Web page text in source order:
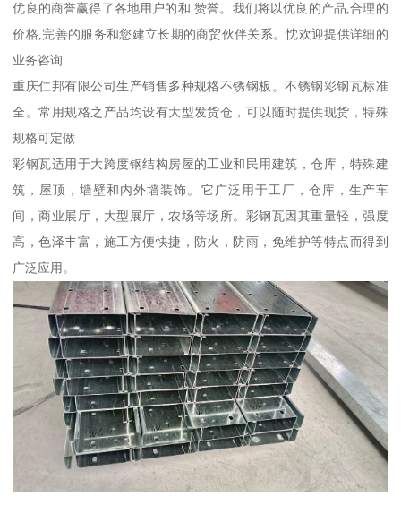
优良的商誉赢得了各地用户的和 赞誉。我们将以优良的产品,合理的
价格,完善的服务和您建立长期的商贸伙伴关系。忱欢迎提供详细的
业务咨询
重庆仁邦有限公司生产销售多种规格不锈钢板。不锈钢彩钢瓦标准
全。常用规格之产品均设有大型发货仓，可以随时提供现货，特殊
规格可定做
彩钢瓦适用于大跨度钢结构房屋的工业和民用建筑，仓库，特殊建
筑，屋顶，墙壁和内外墙装饰。它广泛用于工厂，仓库，生产车
间，商业展厅，大型展厅，农场等场所。彩钢瓦因其重量轻，强度
高，色泽丰富，施工方便快捷，防火，防雨，免维护等特点而得到
广泛应用。